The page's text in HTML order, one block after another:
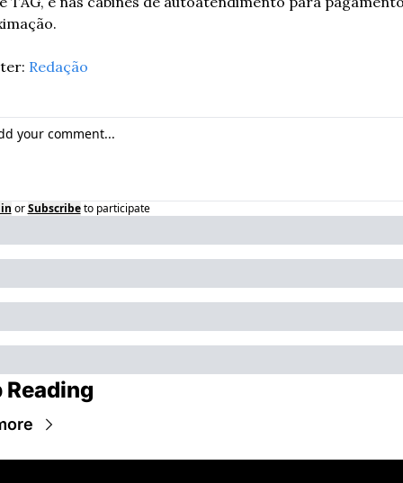
Redação
or Subscribe to participate
Reading